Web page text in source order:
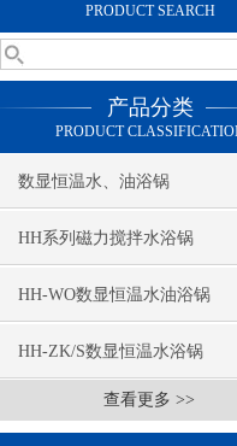
PRODUCT SEARCH
产品分类
PRODUCT
数显恒温水、油浴锅
HH系列磁力搅拌水浴锅
HH-WO数显恒温水油浴锅
HH-ZK/S数显恒温水浴锅
查看更多 >>